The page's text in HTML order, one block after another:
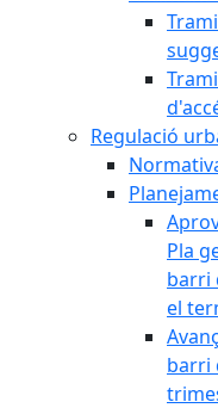
Regulació
Pla
barri
el
barri